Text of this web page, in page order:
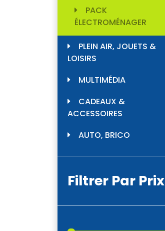
PACK
ÉLECTROMÉNAGER
PLEIN AIR, JOUETS &
LOISIRS
MULTIMÉDIA
CADEAUX &
ACCESSOIRES
AUTO, BRICO
Filtrer Par Prix